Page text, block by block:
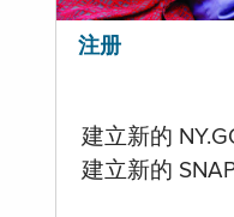
注册
建立新的
建立新的